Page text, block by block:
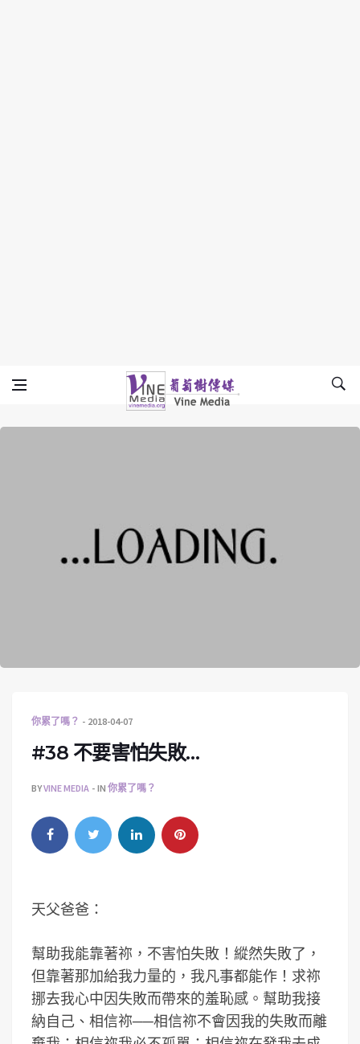
Vine Media
葡萄樹傳媒
你累了嗎？ 2018-04-07
#38 不要害怕失敗…
BYVINE MEDIA IN 你累了嗎？
天父爸爸：
幫助我能靠著祢，不害怕失敗！縱然失敗了，
但靠著那加給我力量的，我凡事都能作！求祢
挪去我心中因失敗而帶來的羞恥感。幫助我接
納自己、相信祢──相信祢不會因我的失敗而離